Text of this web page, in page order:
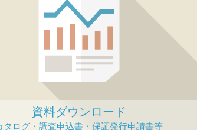
資料ダウンロード